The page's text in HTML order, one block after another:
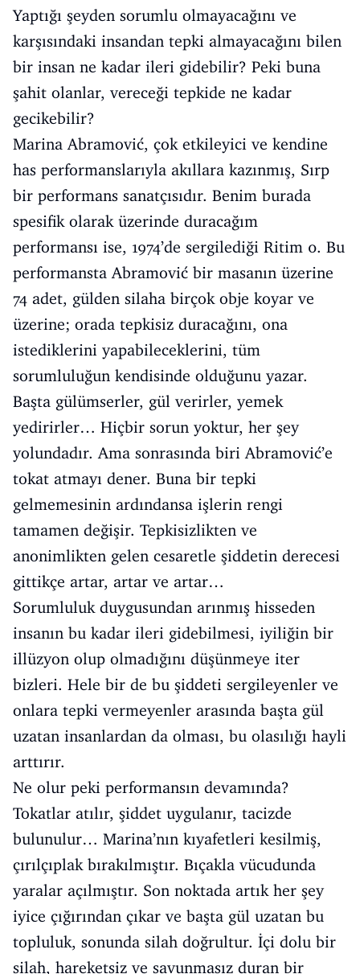
Yaptığı şeyden sorumlu olmayacağını ve
karşısındaki insandan tepki almayacağını bilen
bir insan ne kadar ileri gidebilir? Peki buna
şahit olanlar, vereceği tepkide ne kadar
gecikebilir?
Marina Abramović, çok etkileyici ve kendine
has performanslarıyla akıllara kazınmış, Sırp
bir performans sanatçısıdır. Benim burada
spesifik olarak üzerinde duracağım
performansı ise, 1974’de sergilediği Ritim 0. Bu
performansta Abramović bir masanın üzerine
74 adet, gülden silaha birçok obje koyar ve
üzerine; orada tepkisiz duracağını, ona
istediklerini yapabileceklerini, tüm
sorumluluğun kendisinde olduğunu yazar.
Başta gülümserler, gül verirler, yemek
yedirirler… Hiçbir sorun yoktur, her şey
yolundadır. Ama sonrasında biri Abramović’e
tokat atmayı dener. Buna bir tepki
gelmemesinin ardındansa işlerin rengi
tamamen değişir. Tepkisizlikten ve
anonimlikten gelen cesaretle şiddetin derecesi
gittikçe artar, artar ve artar…
Sorumluluk duygusundan arınmış hisseden
insanın bu kadar ileri gidebilmesi, iyiliğin bir
illüzyon olup olmadığını düşünmeye iter
bizleri. Hele bir de bu şiddeti sergileyenler ve
onlara tepki vermeyenler arasında başta gül
uzatan insanlardan da olması, bu olasılığı hayli
arttırır.
Ne olur peki performansın devamında?
Tokatlar atılır, şiddet uygulanır, tacizde
bulunulur… Marina’nın kıyafetleri kesilmiş,
çırılçıplak bırakılmıştır. Bıçakla vücudunda
yaralar açılmıştır. Son noktada artık her şey
iyice çığırından çıkar ve başta gül uzatan bu
topluluk, sonunda silah doğrultur. İçi dolu bir
silah, hareketsiz ve savunmasız duran bir